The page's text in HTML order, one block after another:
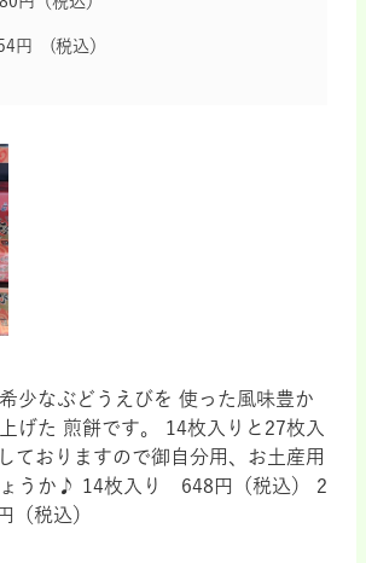
(税込）
少なぶどうえびを 使った風味豊か
げた 煎餅です。 14枚入りと27枚入
ておりますので御自分用、お土産用
ょうか♪ 14枚入り 648円（税込） 2
税込）